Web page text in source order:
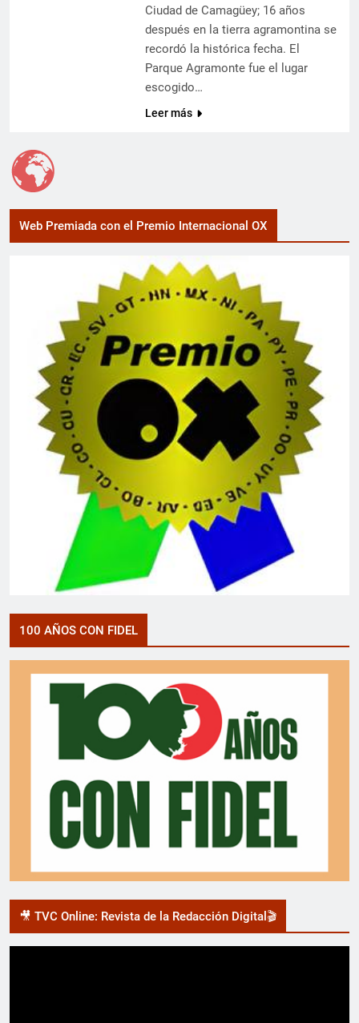
Ciudad de Camagüey; 16 años
después en la tierra agramontina se
recordó la histórica fecha. El
Parque Agramonte fue el lugar
escogido…
Leer más
Web Premiada con el Premio Internacional OX
100 AÑOS CON FIDEL
🎥 TVC Online: Revista de la Redacción Digital🎬